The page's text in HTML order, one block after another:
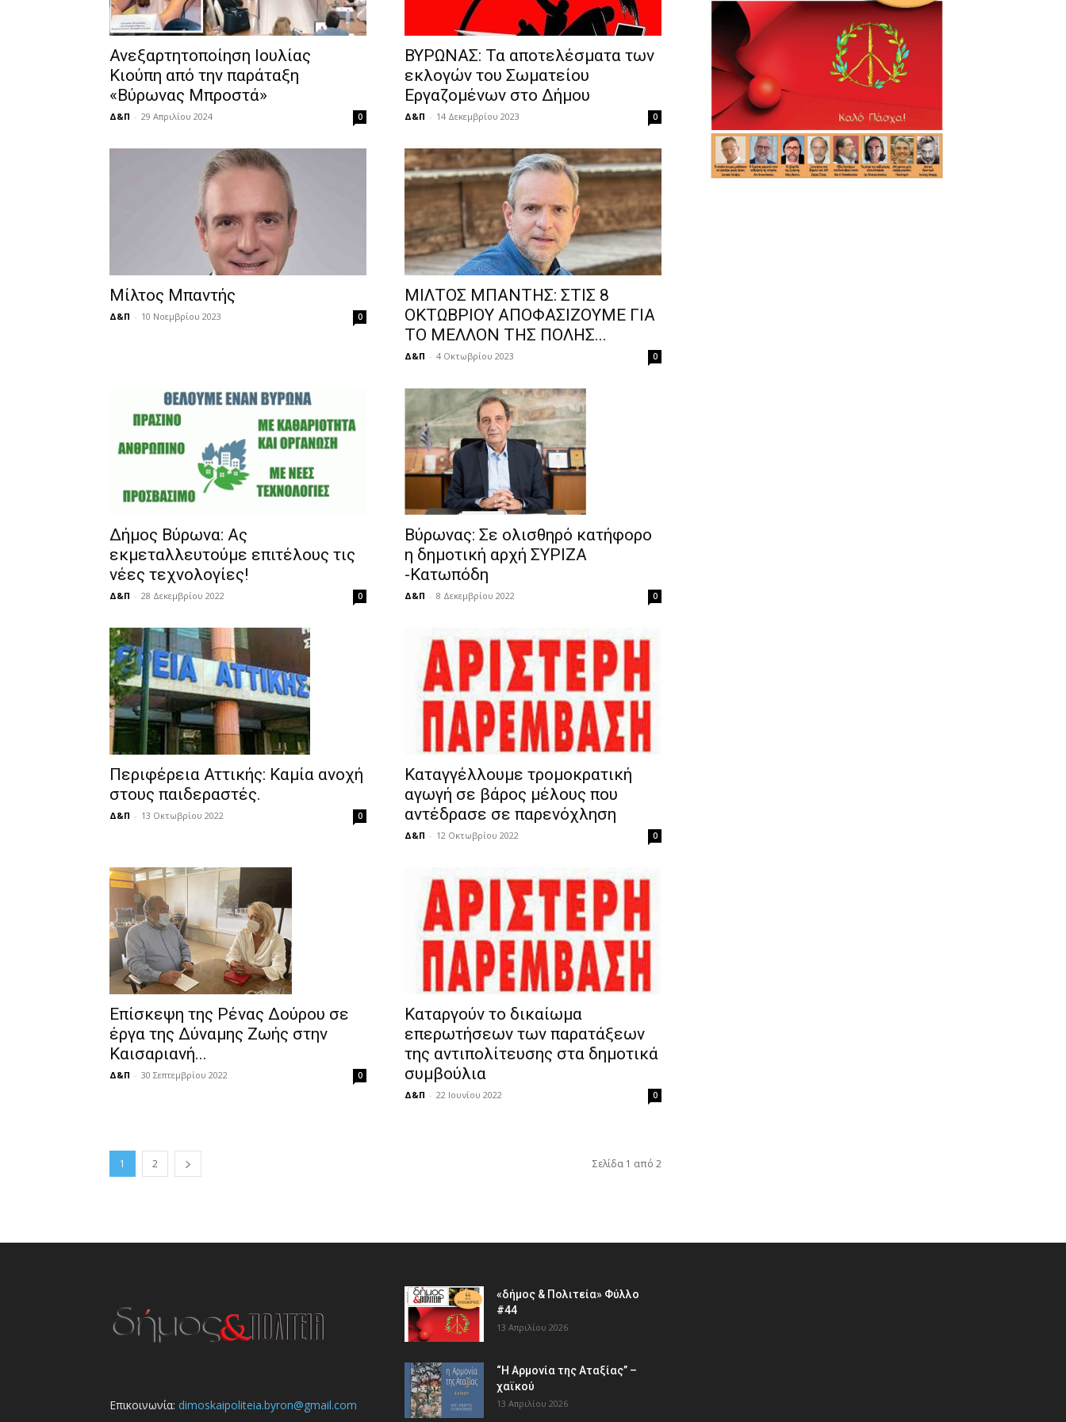
Ανεξαρτητοποίηση Ιουλίας
Κιούπη από την παράταξη
«Βύρωνας Μπροστά»
Δ&Π - 29 Απριλίου 2024 0
ΒΥΡΩΝΑΣ: Τα αποτελέσματα των
εκλογών του Σωματείου
Εργαζομένων στο Δήμου
Δ&Π - 14 Δεκεμβρίου 2023 0
Μίλτος Μπαντής
Δ&Π - 10 Νοεμβρίου 2023 0
ΜΙΛΤΟΣ ΜΠΑΝΤΗΣ: ΣΤΙΣ 8
ΟΚΤΩΒΡΙΟΥ ΑΠΟΦΑΣΙΖΟΥΜΕ ΓΙΑ
ΤΟ ΜΕΛΛΟΝ ΤΗΣ ΠΟΛΗΣ...
Δ&Π - 4 Οκτωβρίου 2023 0
Δήμος Βύρωνα: Ας
εκμεταλλευτούμε επιτέλους τις
νέες τεχνολογίες!
Δ&Π - 28 Δεκεμβρίου 2022 0
Βύρωνας: Σε ολισθηρό κατήφορο
η δημοτική αρχή ΣΥΡΙΖΑ
-Κατωπόδη
Δ&Π - 8 Δεκεμβρίου 2022 0
Περιφέρεια Αττικής: Καμία ανοχή
στους παιδεραστές.
Δ&Π - 13 Οκτωβρίου 2022 0
Καταγγέλλουμε τρομοκρατική
αγωγή σε βάρος μέλους που
αντέδρασε σε παρενόχληση
Δ&Π - 12 Οκτωβρίου 2022 0
Επίσκεψη της Ρένας Δούρου σε
έργα της Δύναμης Ζωής στην
Καισαριανή...
Δ&Π - 30 Σεπτεμβρίου 2022 0
Καταργούν το δικαίωμα
επερωτήσεων των παρατάξεων
της αντιπολίτευσης στα δημοτικά
συμβούλια
Δ&Π - 22 Ιουνίου 2022 0
1 2 Σελίδα 1 από 2
Επικοινωνία: dimoskaipoliteia.byron@gmail.com
«δήμος & Πολιτεία» Φύλλο
#44
13 Απριλίου 2026
“Η Αρμονία της Αταξίας” –
χαϊκού
13 Απριλίου 2026